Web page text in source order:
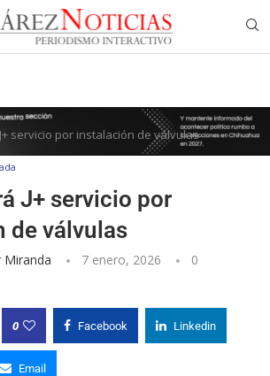
servicio por instalación de válvulas
J+ servicio por
de válvulas
Miranda 7 enero, 2026
0
0 Facebook Linkedin
Email